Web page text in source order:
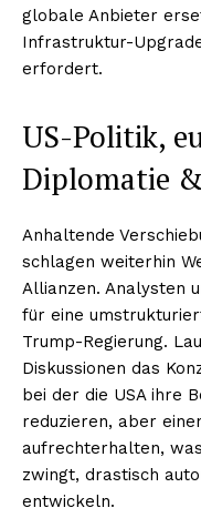
globale Anbieter
Infrastruktur-
erfordert.
US-Politik,
Diplomatie
Anhaltende
schlagen weiterhin
Allianzen. Analysten
für eine
Trump-Regierung.
Diskussionen das
bei der die USA ihre
reduzieren, aber
aufrechterhalten,
zwingt, drastisch
entwickeln.